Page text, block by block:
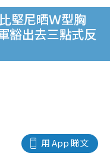
堅尼晒Ｗ型胸
豁出去三點式反
用 App 睇文